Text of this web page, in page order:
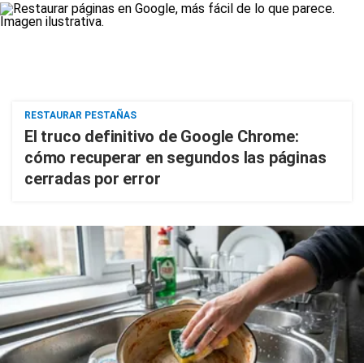
RESTAURAR PESTAÑAS
El truco definitivo de Google Chrome:
cómo recuperar en segundos las páginas
cerradas por error